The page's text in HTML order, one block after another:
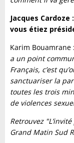
Jacques
vous étiez
Karim Bouamrane
a un point
Français, c’est
sanctuariser la
toutes les trois
de violences
Retrouvez
Grand Matin Sud